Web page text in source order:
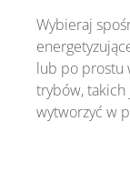
Wybieraj
lub po prostu
trybów, takich
wytworzyć w